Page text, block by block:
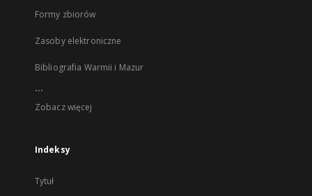
Formy zbiorów
Zasoby elektroniczne
Bibliografia Warmii i Mazur
...
Zobacz więcej
Indeksy
Tytuł